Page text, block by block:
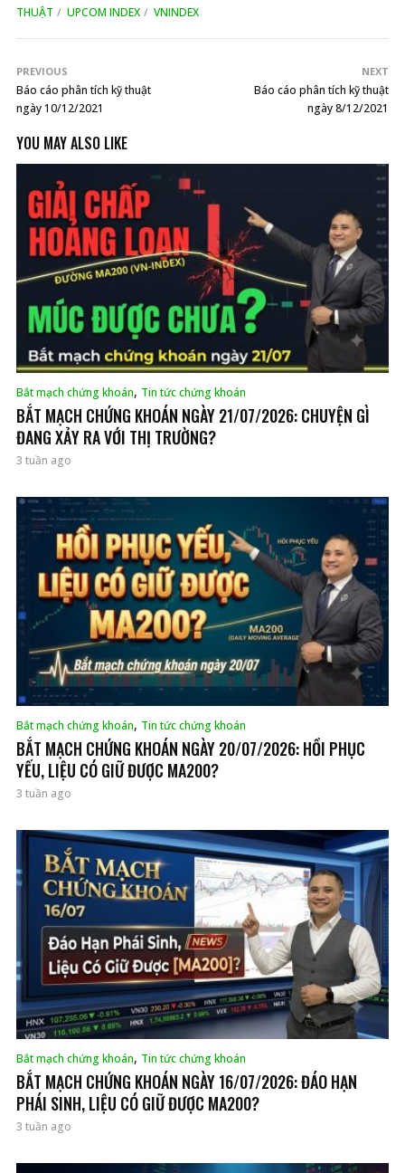
THUẬT
UPCOM INDEX VNINDEX
PREVIOUS
Báo cáo phân tích kỹ thuật
ngày 10/12/2021
NEXT
Báo cáo phân tích kỹ thuật
ngày 8/12/2021
YOU MAY ALSO LIKE
Bắt mạch chứng khoán, Tin tức chứng khoán
BẮT MẠCH CHỨNG KHOÁN NGÀY 21/07/2026: CHUYỆN GÌ
ĐANG XẢY RA VỚI THỊ TRƯỜNG?
3 tuần ago
Bắt mạch chứng khoán, Tin tức chứng khoán
BẮT MẠCH CHỨNG KHOÁN NGÀY 20/07/2026: HỒI PHỤC
YẾU, LIỆU CÓ GIỮ ĐƯỢC MA200?
3 tuần ago
Bắt mạch chứng khoán, Tin tức chứng khoán
BẮT MẠCH CHỨNG KHOÁN NGÀY 16/07/2026: ĐÁO HẠN
PHÁI SINH, LIỆU CÓ GIỮ ĐƯỢC MA200?
3 tuần ago